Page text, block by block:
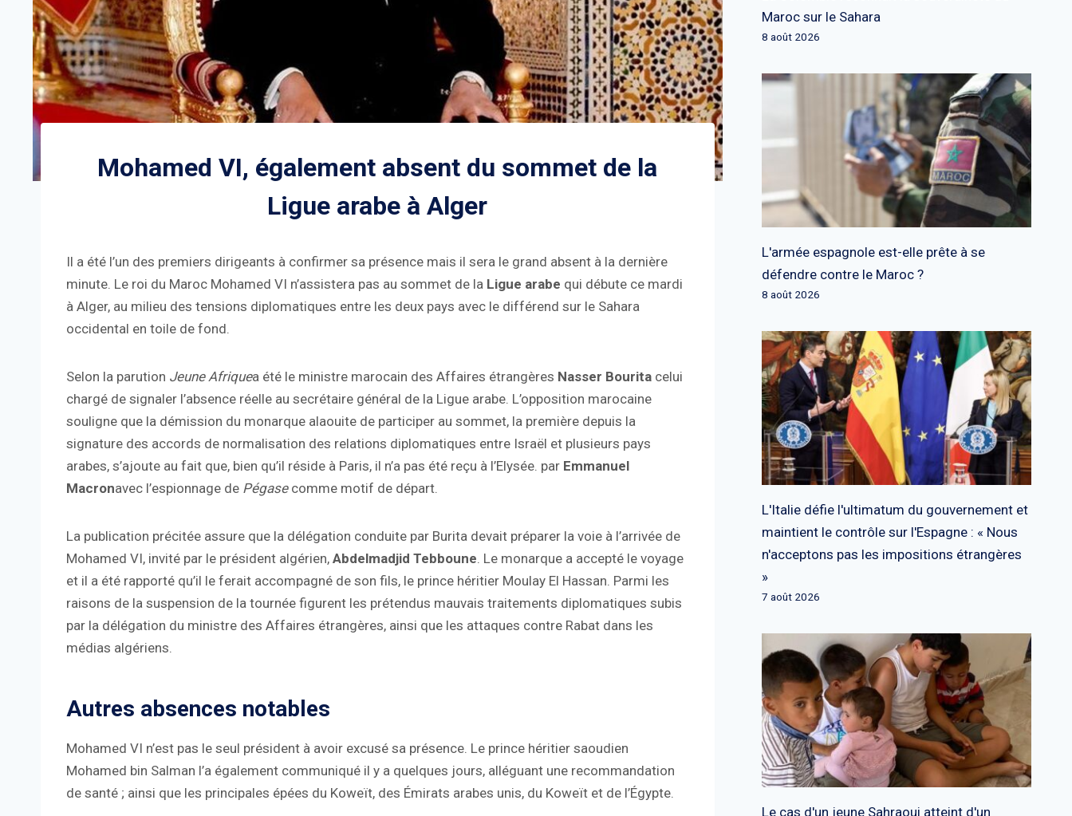
Mohamed VI, également absent du sommet de la
Ligue arabe à Alger
Il a été l’un des premiers dirigeants à confirmer sa présence mais il sera le grand absent à la dernière
minute. Le roi du Maroc Mohamed VI n’assistera pas au sommet de la Ligue arabe qui débute ce mardi
à Alger, au milieu des tensions diplomatiques entre les deux pays avec le différend sur le Sahara
occidental en toile de fond.
Selon la parution Jeune Afriquea été le ministre marocain des Affaires étrangères Nasser Bourita celui
chargé de signaler l’absence réelle au secrétaire général de la Ligue arabe. L’opposition marocaine
souligne que la démission du monarque alaouite de participer au sommet, la première depuis la
signature des accords de normalisation des relations diplomatiques entre Israël et plusieurs pays
arabes, s’ajoute au fait que, bien qu’il réside à Paris, il n’a pas été reçu à l’Elysée. par Emmanuel
Macronavec l’espionnage de Pégasecomme motif de départ.
La publication précitée assure que la délégation conduite par Burita devait préparer la voie à l’arrivée de
Mohamed VI, invité par le président algérien, Abdelmadjid Tebboune. Le monarque a accepté le voyage
et il a été rapporté qu’il le ferait accompagné de son fils, le prince héritier Moulay El Hassan. Parmi les
raisons de la suspension de la tournée figurent les prétendus mauvais traitements diplomatiques subis
par la délégation du ministre des Affaires étrangères, ainsi que les attaques contre Rabat dans les
médias algériens.
Autres absences notables
Mohamed VI n’est pas le seul président à avoir excusé sa présence. Le prince héritier saoudien
Mohamed bin Salman l’a également communiqué il y a quelques jours, alléguant une recommandation
de santé ; ainsi que les principales épées du Koweït, des Émirats arabes unis, du Koweït et de l’Égypte.
Maroc sur le Sahara
8 août 2026
L'armée espagnole est-elle prête à se
défendre contre le Maroc ?
8 août 2026
L'Italie défie l'ultimatum du gouvernement et
maintient le contrôle sur l'Espagne : « Nous
n'acceptons pas les impositions étrangères
»
7 août 2026
Le cas d'un jeune Sahraoui atteint d'un